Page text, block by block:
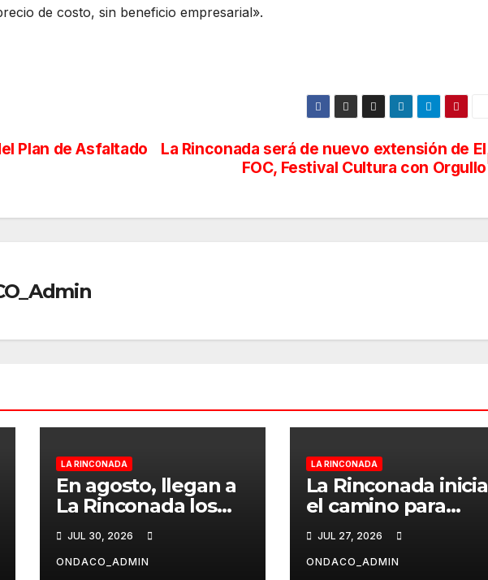
de costo, sin beneficio empresarial».
La Rinconada será de nuevo extensión de El
FOC, Festival Cultura con Orgullo
Plan de Asfaltado
LA RINCONADA
En agosto, llegan a
La Rinconada los
jueves de tributos
‘El Abrazo Suena’
JUL 30, 2026
ONDACO_ADMIN
LA RINCONADA
La Rinconada inicia
el camino para
convertirse en
Ciudad Europea del
Deporte en 2028
JUL 27, 2026
ONDACO_ADMIN